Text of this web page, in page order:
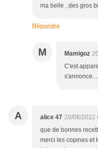
ma belle , des gros
Répondre
M Mamigoz
C'est
A alice 47 20/08/2022
que de bonnes
merci les copines et